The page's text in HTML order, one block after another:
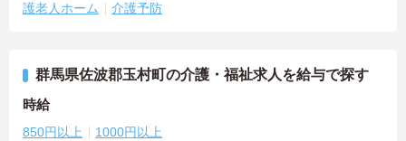
護老人ホーム
介護予防
群馬県佐波郡玉村町の介護・福祉求人を給与で探す
時給
850円以上 1000円以上